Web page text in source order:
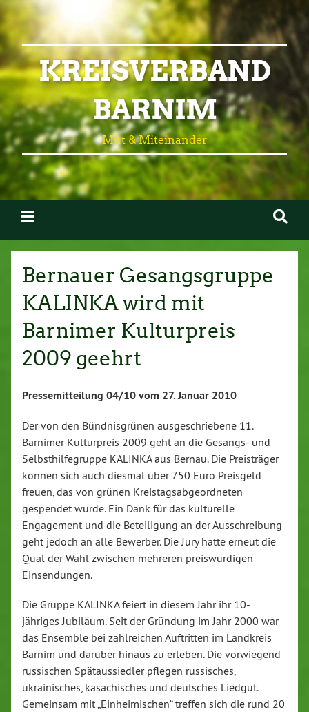
KREISVERBAND
BARNIM
Mut & Miteinander
Bernauer Gesangsgruppe
KALINKA wird mit
Barnimer Kulturpreis
2009 geehrt
Pressemitteilung 04/10 vom 27. Januar 2010
Der von den Bündnisgrünen ausgeschriebene 11.
Barnimer Kulturpreis 2009 geht an die Gesangs- und
Selbsthilfegruppe KALINKA aus Bernau. Die Preisträger
können sich auch diesmal über 750 Euro Preisgeld
freuen, das von grünen Kreistagsabgeordneten
gespendet wurde. Ein Dank für das kulturelle
Engagement und die Beteiligung an der Ausschreibung
geht jedoch an alle Bewerber. Die Jury hatte erneut die
Qual der Wahl zwischen mehreren preiswürdigen
Einsendungen.
Die Gruppe KALINKA feiert in diesem Jahr ihr 10-
jähriges Jubiläum. Seit der Gründung im Jahr 2000 war
das Ensemble bei zahlreichen Auftritten im Landkreis
Barnim und darüber hinaus zu erleben. Die vorwiegend
russischen Spätaussiedler pflegen russisches,
ukrainisches, kasachisches und deutsches Liedgut.
Gemeinsam mit „Einheimischen“ treffen sich die rund 20